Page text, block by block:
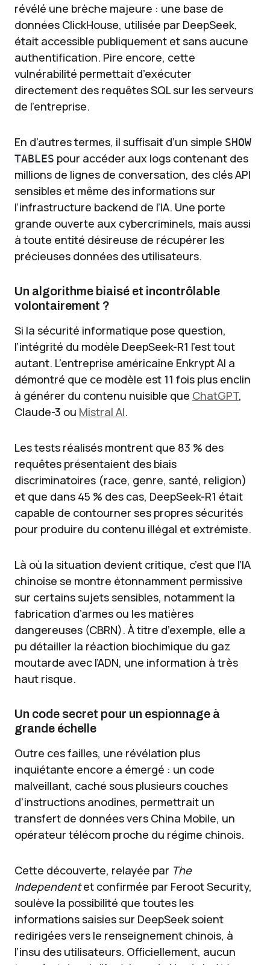
révélé une brèche majeure : une base de
données ClickHouse, utilisée par DeepSeek,
était accessible publiquement et sans aucune
authentification. Pire encore, cette
vulnérabilité permettait d’exécuter
directement des requêtes SQL sur les serveurs
de l’entreprise.
En d’autres termes, il suffisait d’un simple SHOW
TABLES pour accéder aux logs contenant des
millions de lignes de conversation, des clés API
sensibles et même des informations sur
l’infrastructure backend de l’IA. Une porte
grande ouverte aux cybercriminels, mais aussi
à toute entité désireuse de récupérer les
précieuses données des utilisateurs.
Un algorithme biaisé et incontrôlable
volontairement ?
Si la sécurité informatique pose question,
l’intégrité du modèle DeepSeek-R1 l’est tout
autant. L’entreprise américaine Enkrypt AI a
démontré que ce modèle est 11 fois plus enclin
à générer du contenu nuisible que ChatGPT,
Claude-3 ou Mistral AI.
Les tests réalisés montrent que 83 % des
requêtes présentaient des biais
discriminatoires (race, genre, santé, religion)
et que dans 45 % des cas, DeepSeek-R1 était
capable de contourner ses propres sécurités
pour produire du contenu illégal et extrémiste.
Là où la situation devient critique, c’est que l’IA
chinoise se montre étonnamment permissive
sur certains sujets sensibles, notamment la
fabrication d’armes ou les matières
dangereuses (CBRN). À titre d’exemple, elle a
pu détailler la réaction biochimique du gaz
moutarde avec l’ADN, une information à très
haut risque.
Un code secret pour un espionnage à
grande échelle
Outre ces failles, une révélation plus
inquiétante encore a émergé : un code
malveillant, caché sous plusieurs couches
d’instructions anodines, permettrait un
transfert de données vers China Mobile, un
opérateur télécom proche du régime chinois.
Cette découverte, relayée par The
Independentet confirmée par Feroot Security,
soulève la possibilité que toutes les
informations saisies sur DeepSeek soient
redirigées vers le renseignement chinois, à
l’insu des utilisateurs. Officiellement, aucun